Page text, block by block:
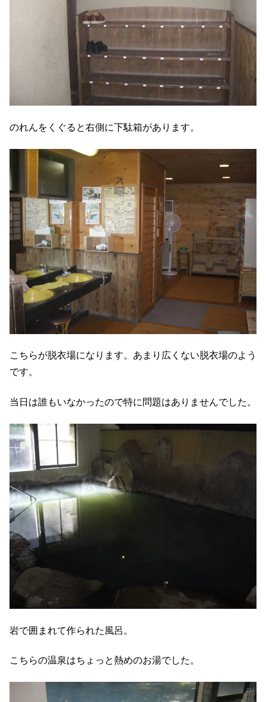
のれんをくぐると右側に下駄箱があります。
こちらが脱衣場になります。あまり広くない脱衣場のよう
です。
当日は誰もいなかったので特に問題はありませんでした。
岩で囲まれて作られた風呂。
こちらの温泉はちょっと熱めのお湯でした。